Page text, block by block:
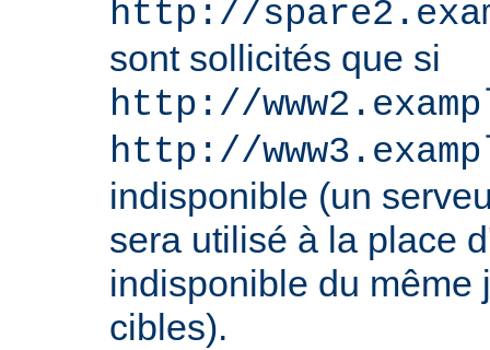
http://
sont sollicités que si
http://
http://
indisponible (un
sera utilisé à la place
indisponible du même
cibles).